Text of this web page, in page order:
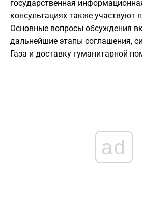
государственная
консультациях также участвуют
Основные вопросы обсуждения
дальнейшие этапы соглашения,
Газа и доставку гуманитарной
ad